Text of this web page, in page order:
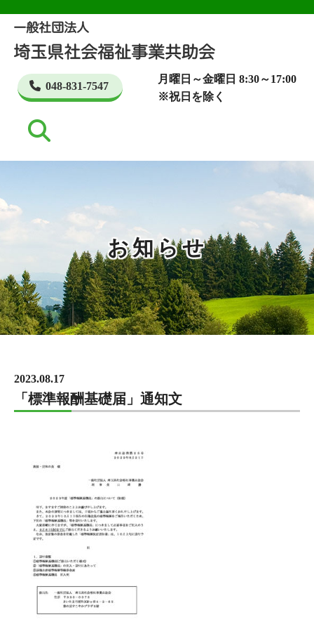
048-831-7547
月曜日～金曜日 8:30～17:00
※祝日を除く
お知らせ
2023.08.17
「標準報酬基礎届」通知文